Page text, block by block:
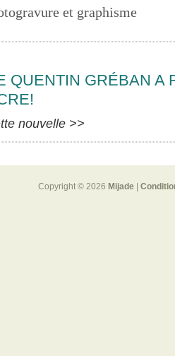
et graphisme
QUENTIN GRÉBAN A
nouvelle >>
Copyright © 2026 Mijade|